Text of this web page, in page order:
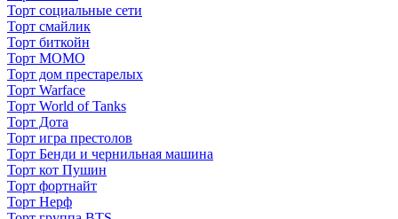
Торт социальные сети
Торт смайлик
Торт биткойн
Торт МОМО
Торт дом престарелых
Торт Warface
Торт World of Tanks
Торт Дота
Торт игра престолов
Торт Бенди и чернильная машина
Торт кот Пушин
Торт фортнайт
Торт Нерф